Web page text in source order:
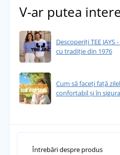
V-ar putea
Descoperiți TEE
cu tradiție din 1976
Cum să faceți față
confortabil și în
Întrebări despre produs